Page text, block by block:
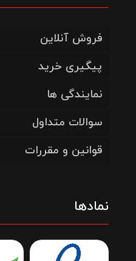
فروش آنلاین
پیگیری خرید
نمایندگی ها
سوالات متداول
قوانین و مقررات
نمادها